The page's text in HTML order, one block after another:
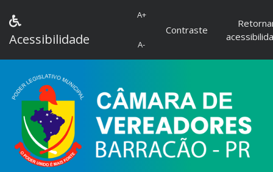
Acessibilidade
A+
A-
Contraste